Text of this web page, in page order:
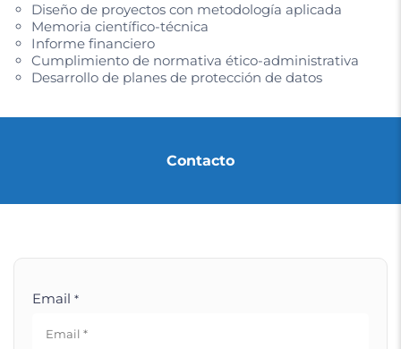
Diseño de proyectos con metodología aplicada
Memoria científico-técnica
Informe financiero
Cumplimiento de normativa ético-administrativa
Desarrollo de planes de protección de datos
Contacto
Email *